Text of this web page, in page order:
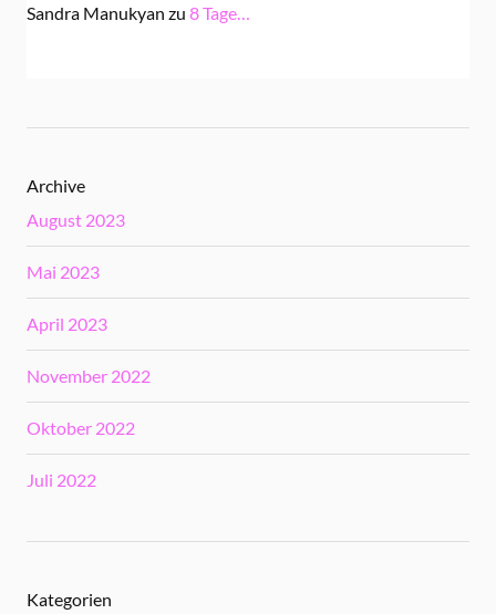
Sandra Manukyan zu 8 Tage…
Archive
August 2023
Mai 2023
April 2023
November 2022
Oktober 2022
Juli 2022
Kategorien